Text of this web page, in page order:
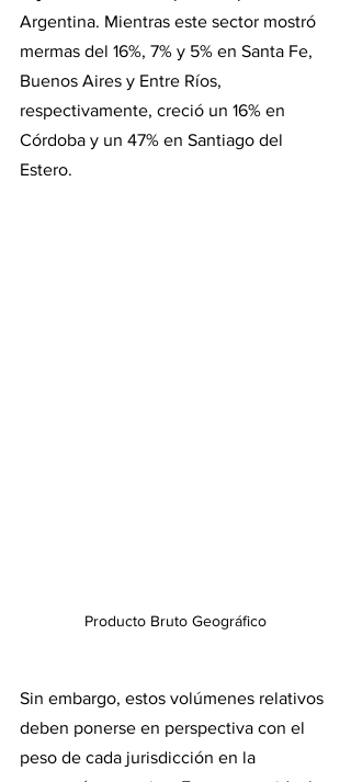
Argentina. Mientras este sector mostró
mermas del 16%, 7% y 5% en Santa Fe,
Buenos Aires y Entre Ríos,
respectivamente, creció un 16% en
Córdoba y un 47% en Santiago del
Estero.
Producto Bruto Geográfico
Sin embargo, estos volúmenes relativos
deben ponerse en perspectiva con el
peso de cada jurisdicción en la